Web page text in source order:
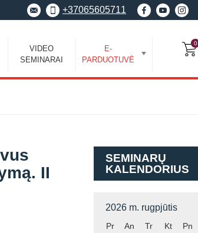
+37065605711
VIDEO
SEMINARAI
E-
PARDUOTUVĖ
0
II
SEMINARŲ
KALENDORIUS
2026 m. rugpjūtis
Pr An Tr Kt Pn